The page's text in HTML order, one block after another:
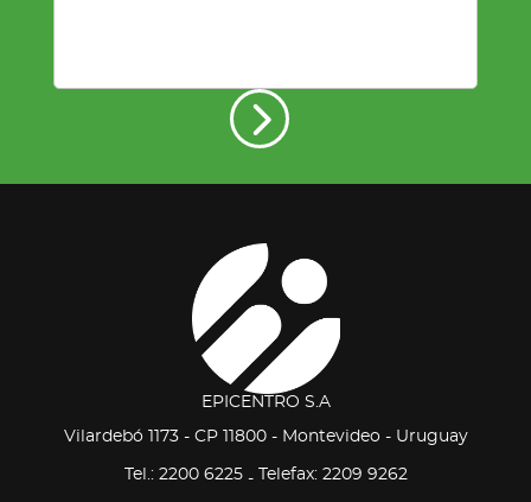
EPICENTRO S.A
Vilardebó 1173 - CP 11800 - Montevideo - Uruguay
Tel.: 2200 6225- Telefax: 2209 9262